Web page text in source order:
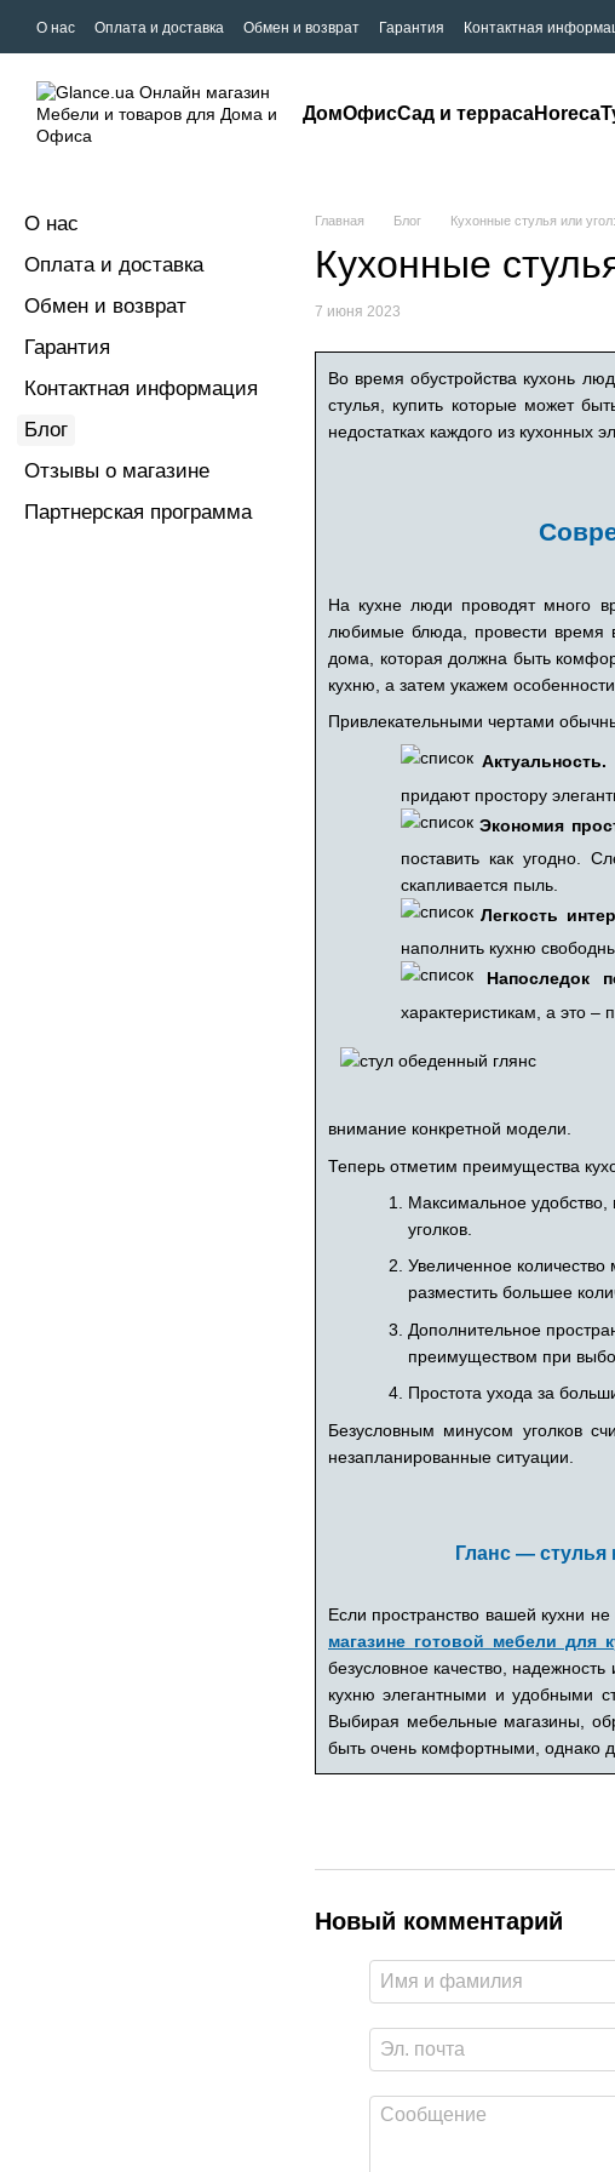
О нас Оплата и доставка Обмен и возврат Гарантия Контактная
ДомОфисСад и террасаHoreca
Главная Блог Кухонные стулья или
Кухонные
7 июня 2023
Во время обустройства кухонь
стулья, купить которые может
недостатках каждого из кухонных
На кухне люди проводят много
любимые блюда, провести время
дома, которая должна быть
кухню, а затем укажем особенности
Привлекательными чертами
Актуальность.
придают простору
Экономия
поставить как угодно.
скапливается пыль.
Легкость
наполнить кухню
Напоследок
характеристикам, а это –
внимание конкретной модели.
Теперь отметим преимущества
Максимальное удобство,
уголков.
Увеличенное количество
разместить большее
Дополнительное
преимуществом при
Простота ухода за
Безусловным минусом уголков
незапланированные ситуации.
Гланс —
Если пространство вашей кухни
магазине готовой мебели для
безусловное качество,
кухню элегантными и удобными
Выбирая мебельные магазины,
быть очень комфортными, однако
Новый комментарий
О нас
Оплата и доставка
Обмен и возврат
Гарантия
Контактная информация
Блог
Отзывы о магазине
Партнерская программа